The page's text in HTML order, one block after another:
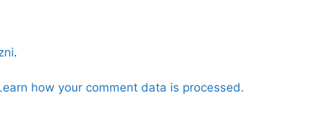
.
how your comment data is processed.